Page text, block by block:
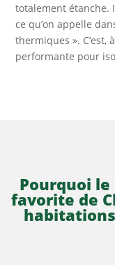
totalement étanche.
ce qu’on appelle
thermiques ». C’est,
performante pour
Pourquoi
favorite de